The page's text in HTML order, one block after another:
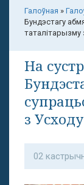
Галоўная »
Бундэстагу
таталітарызму
На
з Усходу
02